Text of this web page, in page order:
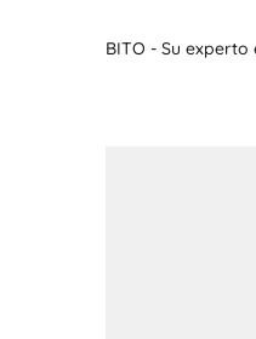
BITO - Su